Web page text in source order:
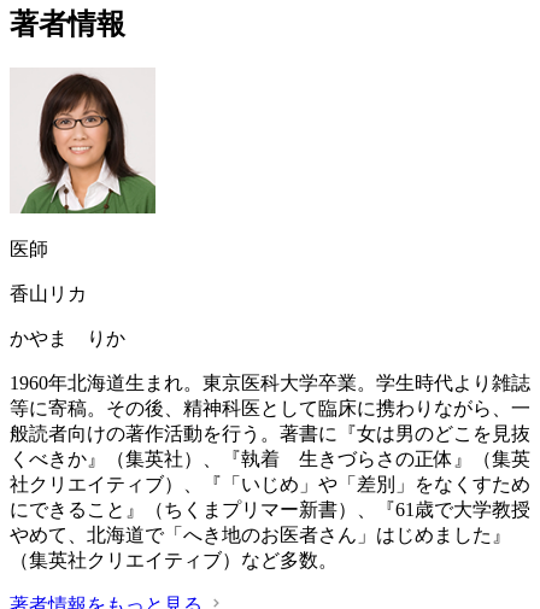
著者情報
医師
香山リカ
かやま りか
1960年北海道生まれ。東京医科大学卒業。学生時代より雑誌
等に寄稿。その後、精神科医として臨床に携わりながら、一
般読者向けの著作活動を行う。著書に『女は男のどこを見抜
くべきか』（集英社）、『執着 生きづらさの正体』（集英
社クリエイティブ）、『「いじめ」や「差別」をなくすため
にできること』（ちくまプリマー新書）、『61歳で大学教授
やめて、北海道で「へき地のお医者さん」はじめました』
（集英社クリエイティブ）など多数。
著者情報をもっと見る